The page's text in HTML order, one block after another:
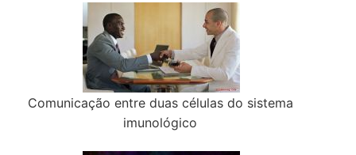
Comunicação entre duas células do sistema
imunológico